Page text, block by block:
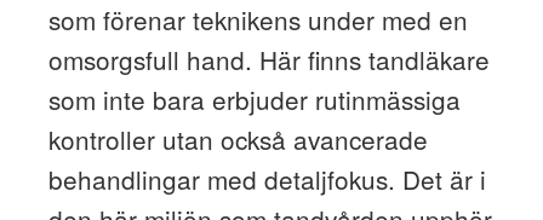
som förenar teknikens under med en
omsorgsfull hand. Här finns tandläkare
som inte bara erbjuder rutinmässiga
kontroller utan också avancerade
behandlingar med detaljfokus. Det är i